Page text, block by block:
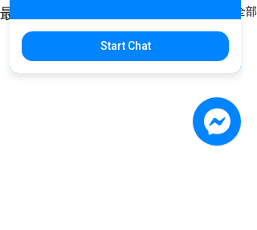
最新文章 查看全部
Start Chat